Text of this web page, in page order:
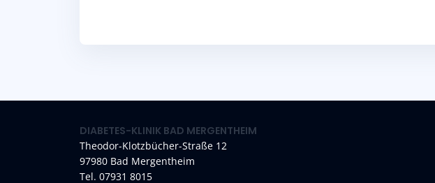
DIABETES-KLINIK BAD MERGENTHEIM
Theodor-Klotzbücher-Straße 12
97980 Bad Mergentheim
Tel. 07931 8015